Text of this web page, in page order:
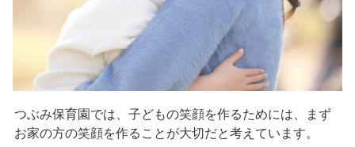
つぶみ保育園では、子どもの笑顔を作るためには、まず
お家の方の笑顔を作ることが大切だと考えています。